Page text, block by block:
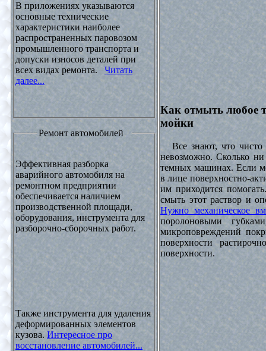
В приложениях указываются
основные технические
характеристики наиболее
распространенных паровозом
промышленного транспорта и
допуски износов деталей при
всех видах ремонта. Читать
далее...
Ремонт автомобилей
Эффективная разборка
аварийного автомобиля на
ремонтном предприятии
обеспечивается наличием
производственной площади,
оборудования, инструмента для
разборочно-сборочных работ.
Также инструмента для удаления
деформированных элементов
кузова.Интересное про
восстановление автомобилей...
Как отмыть любое
мойки
Все знают, что чисто
невозможно. Сколько
темных машинах. Если
в лице поверхностно-
им приходится
смыть этот раствор и
Нужно механическое
поролоновыми
микроповреждений
поверхности
поверхности.